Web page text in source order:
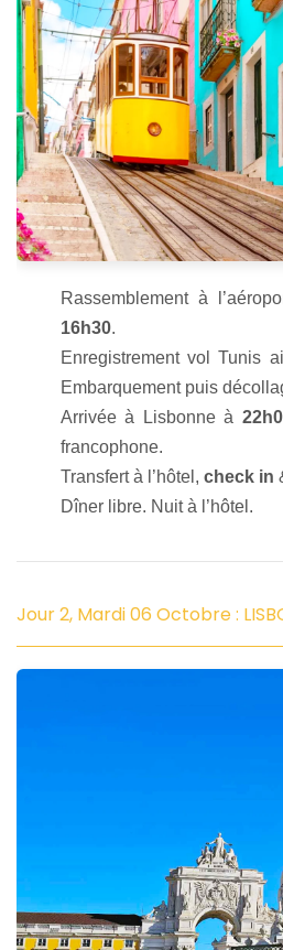
Rassemblement à
16h30.
Enregistrement vol Tunis
Embarquement puis
Arrivée à Lisbonne à
francophone.
Transfert à l’hôtel, check in
Dîner libre. Nuit à l’hôtel.
Jour 2, Mardi 06 Octobre :